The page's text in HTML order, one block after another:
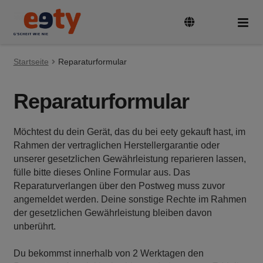
Zur
Navigation
Zum
Inhalt
Tarife & Geräte
Guthaben aufladen
SIM-Karte aktivieren und registrieren
Rufnummer mitnehmen
FAQ
Startseite Reparaturformular
Reparaturformular
Möchtest du dein Gerät, das du bei eety gekauft hast, im
Rahmen der vertraglichen Herstellergarantie oder
unserer gesetzlichen Gewährleistung reparieren lassen,
fülle bitte dieses Online Formular aus. Das
Reparaturverlangen über den Postweg muss zuvor
angemeldet werden. Deine sonstige Rechte im Rahmen
der gesetzlichen Gewährleistung bleiben davon
unberührt.
Du bekommst innerhalb von 2 Werktagen den